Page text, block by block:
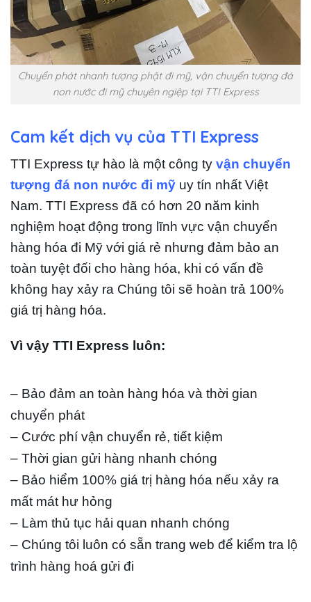
Chuyển phát nhanh tượng phật đi mỹ, vận chuyển tượng đá
non nước đi mỹ chuyên ngiệp tại TTI Express
Cam kết dịch vụ của TTI Express
TTI Express tự hào là một công ty vận chuyển
tượng đá non nước đi mỹ uy tín nhất Việt
Nam. TTI Express đã có hơn 20 năm kinh
nghiệm hoạt động trong lĩnh vực vận chuyển
hàng hóa đi Mỹ với giá rẻ nhưng đảm bảo an
toàn tuyệt đối cho hàng hóa, khi có vấn đề
không hay xảy ra Chúng tôi sẽ hoàn trả 100%
giá trị hàng hóa.
Vì vậy TTI Express luôn:
– Bảo đảm an toàn hàng hóa và thời gian
chuyển phát
– Cước phí vận chuyển rẻ, tiết kiệm
– Thời gian gửi hàng nhanh chóng
– Bảo hiểm 100% giá trị hàng hóa nếu xảy ra
mất mát hư hỏng
– Làm thủ tục hải quan nhanh chóng
– Chúng tôi luôn có sẵn trang web để kiểm tra lộ
trình hàng hoá gửi đi